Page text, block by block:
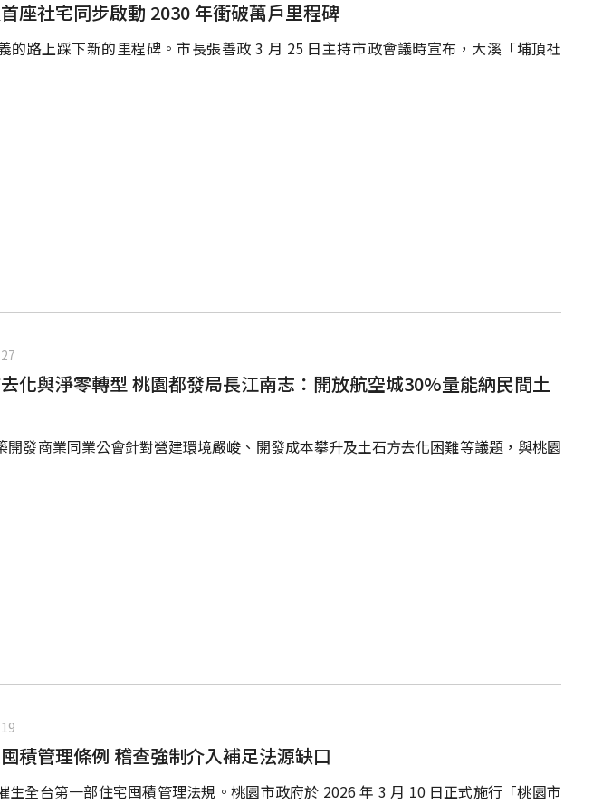
座社宅同步啟動 2030 年衝破萬戶里程碑
的路上踩下新的里程碑。市長張善政 3 月 25 日主持市政會議時宣布，大溪「埔頂社
化與淨零轉型 桃園都發局長江南志：開放航空城30%量能納民間土
開發商業同業公會針對營建環境嚴峻、開發成本攀升及土石方去化困難等議題，與桃園
積管理條例 稽查強制介入補足法源缺口
生全台第一部住宅囤積管理法規。桃園市政府於 2026 年 3 月 10 日正式施行「桃園市